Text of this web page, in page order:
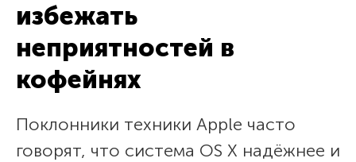
избежать
неприятностей в
кофейнях
Поклонники техники Apple часто
говорят, что система OS X надёжнее и